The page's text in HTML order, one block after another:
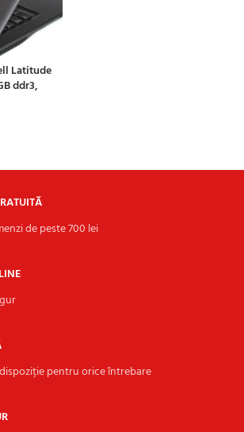
Latitude
ddr3,
de peste 700 lei
pentru orice întrebare